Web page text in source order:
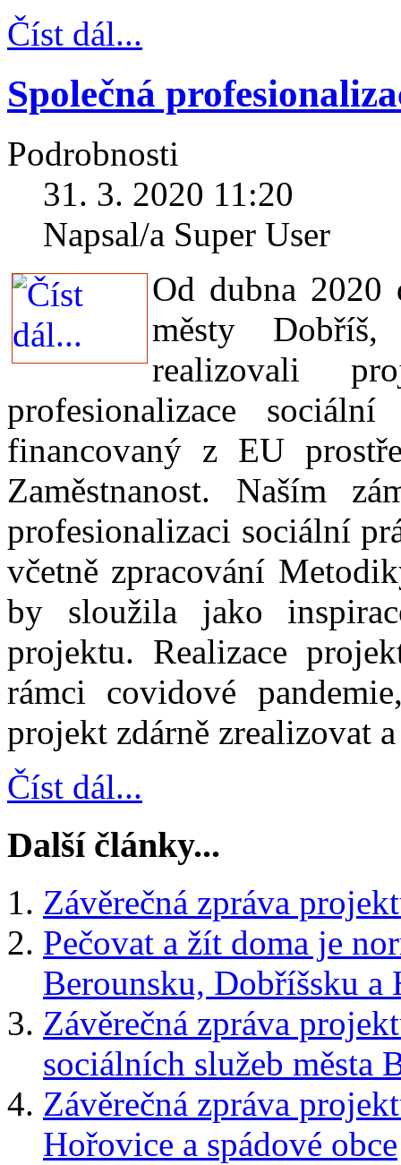
Číst dál...
Společná
Podrobnosti
31. 3. 2020 11:20
Napsal/a Super User
Od dubna 2020
městy
realizovali
profesionalizace
financovaný z EU
Zaměstnanost. Naším
profesionalizaci sociální
včetně zpracování
by sloužila jako
projektu. Realizace
rámci covidové
projekt zdárně zrealizovat
Číst dál...
Další články...
Závěrečná zpráva
Pečovat a žít doma je
Berounsku, Dobříšsku a
Závěrečná zpráva
sociálních služeb města
Závěrečná zpráva
Hořovice a spádové obce